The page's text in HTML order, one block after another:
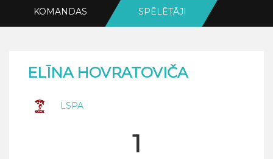
KOMANDAS SPĒLĒTĀJI
ELĪNA HOVRATOVIČA
LSPA
1